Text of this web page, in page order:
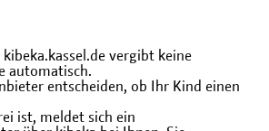
vergibt keine
automatisch.
entscheiden, ob Ihr Kind einen
ist, meldet sich ein